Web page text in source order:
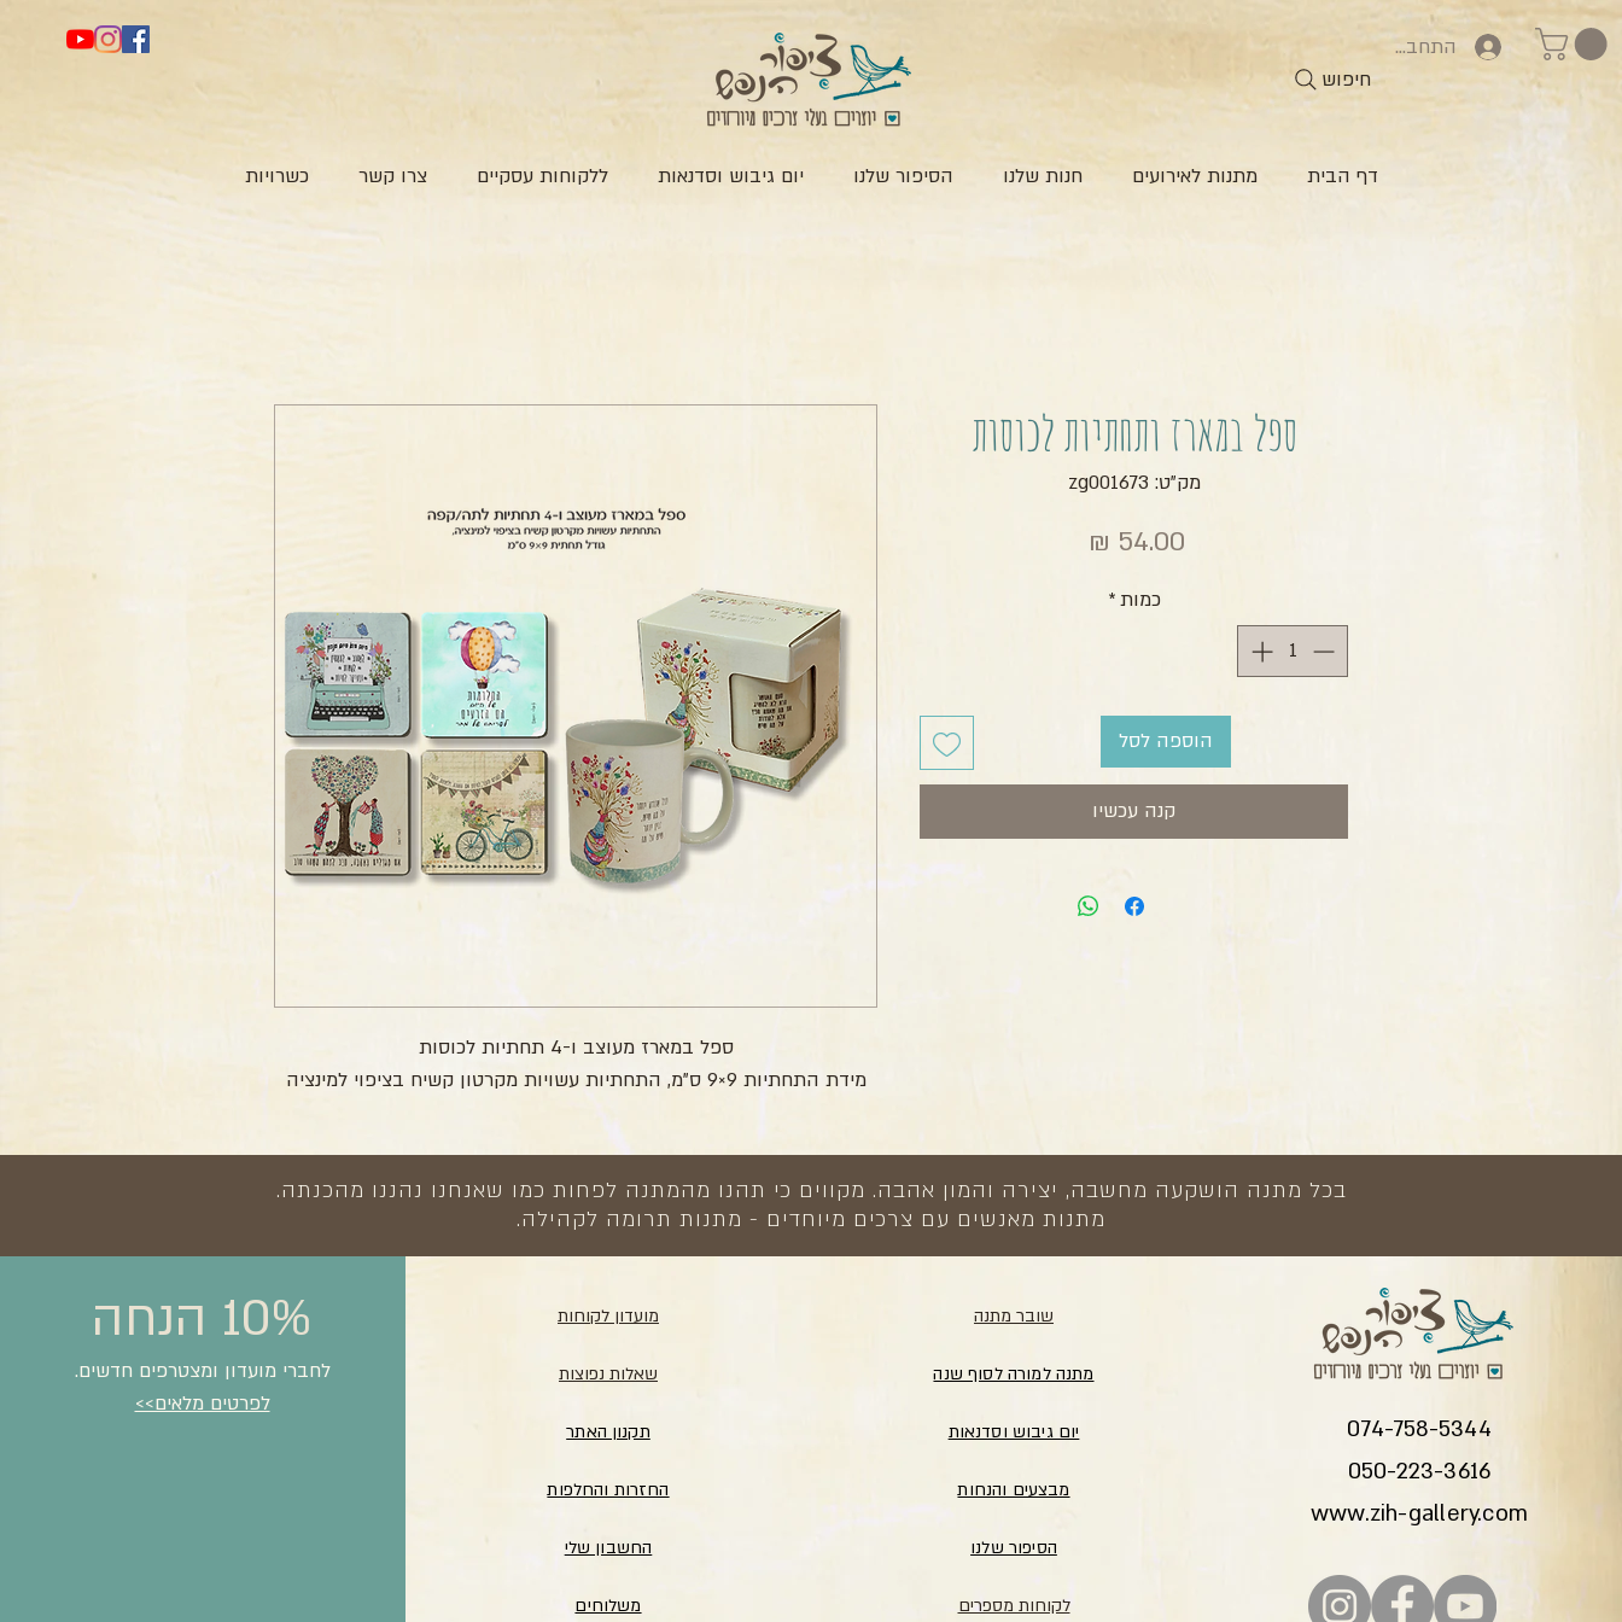
התחברות
חיפוש
דף הבית מתנות לאירועים חנות שלנו הסיפור שלנו יום גיבוש וסדנאות ללקוחות עסקיים צרו קשר כשרויות
ספל במארז מעוצב ו-4 תחתיות לכוסות
מידת התחתיות 9×9 ס”מ, התחתיות עשויות מקרטון קשיח בציפוי למינציה
ספל במארז ותחתיות לכוסות
מק"ט: zg001673
כמות *
הוספה לסל
קנה עכשיו
בכל מתנה הושקעה מחשבה, יצירה והמון אהבה. מקווים כי תהנו מהמתנה לפחות כמו שאנחנו נהננו מהכנתה.
מתנות מאנשים עם צרכים מיוחדים - מתנות תרומה לקהילה.
10% הנחה
לחברי מועדון ומצטרפים חדשים.
לפרטים מלאים>>
מועדון לקוחות
שאלות נפוצות
תקנון האתר
החזרות והחלפות
החשבון שלי
משלוחים
שובר מתנה
מתנה למורה לסוף שנה
יום גיבוש וסדנאות
מבצעים והנחות
הסיפור שלנו
לקוחות מספרים
074-758-5344
050-223-3616
www.zih-gallery.com